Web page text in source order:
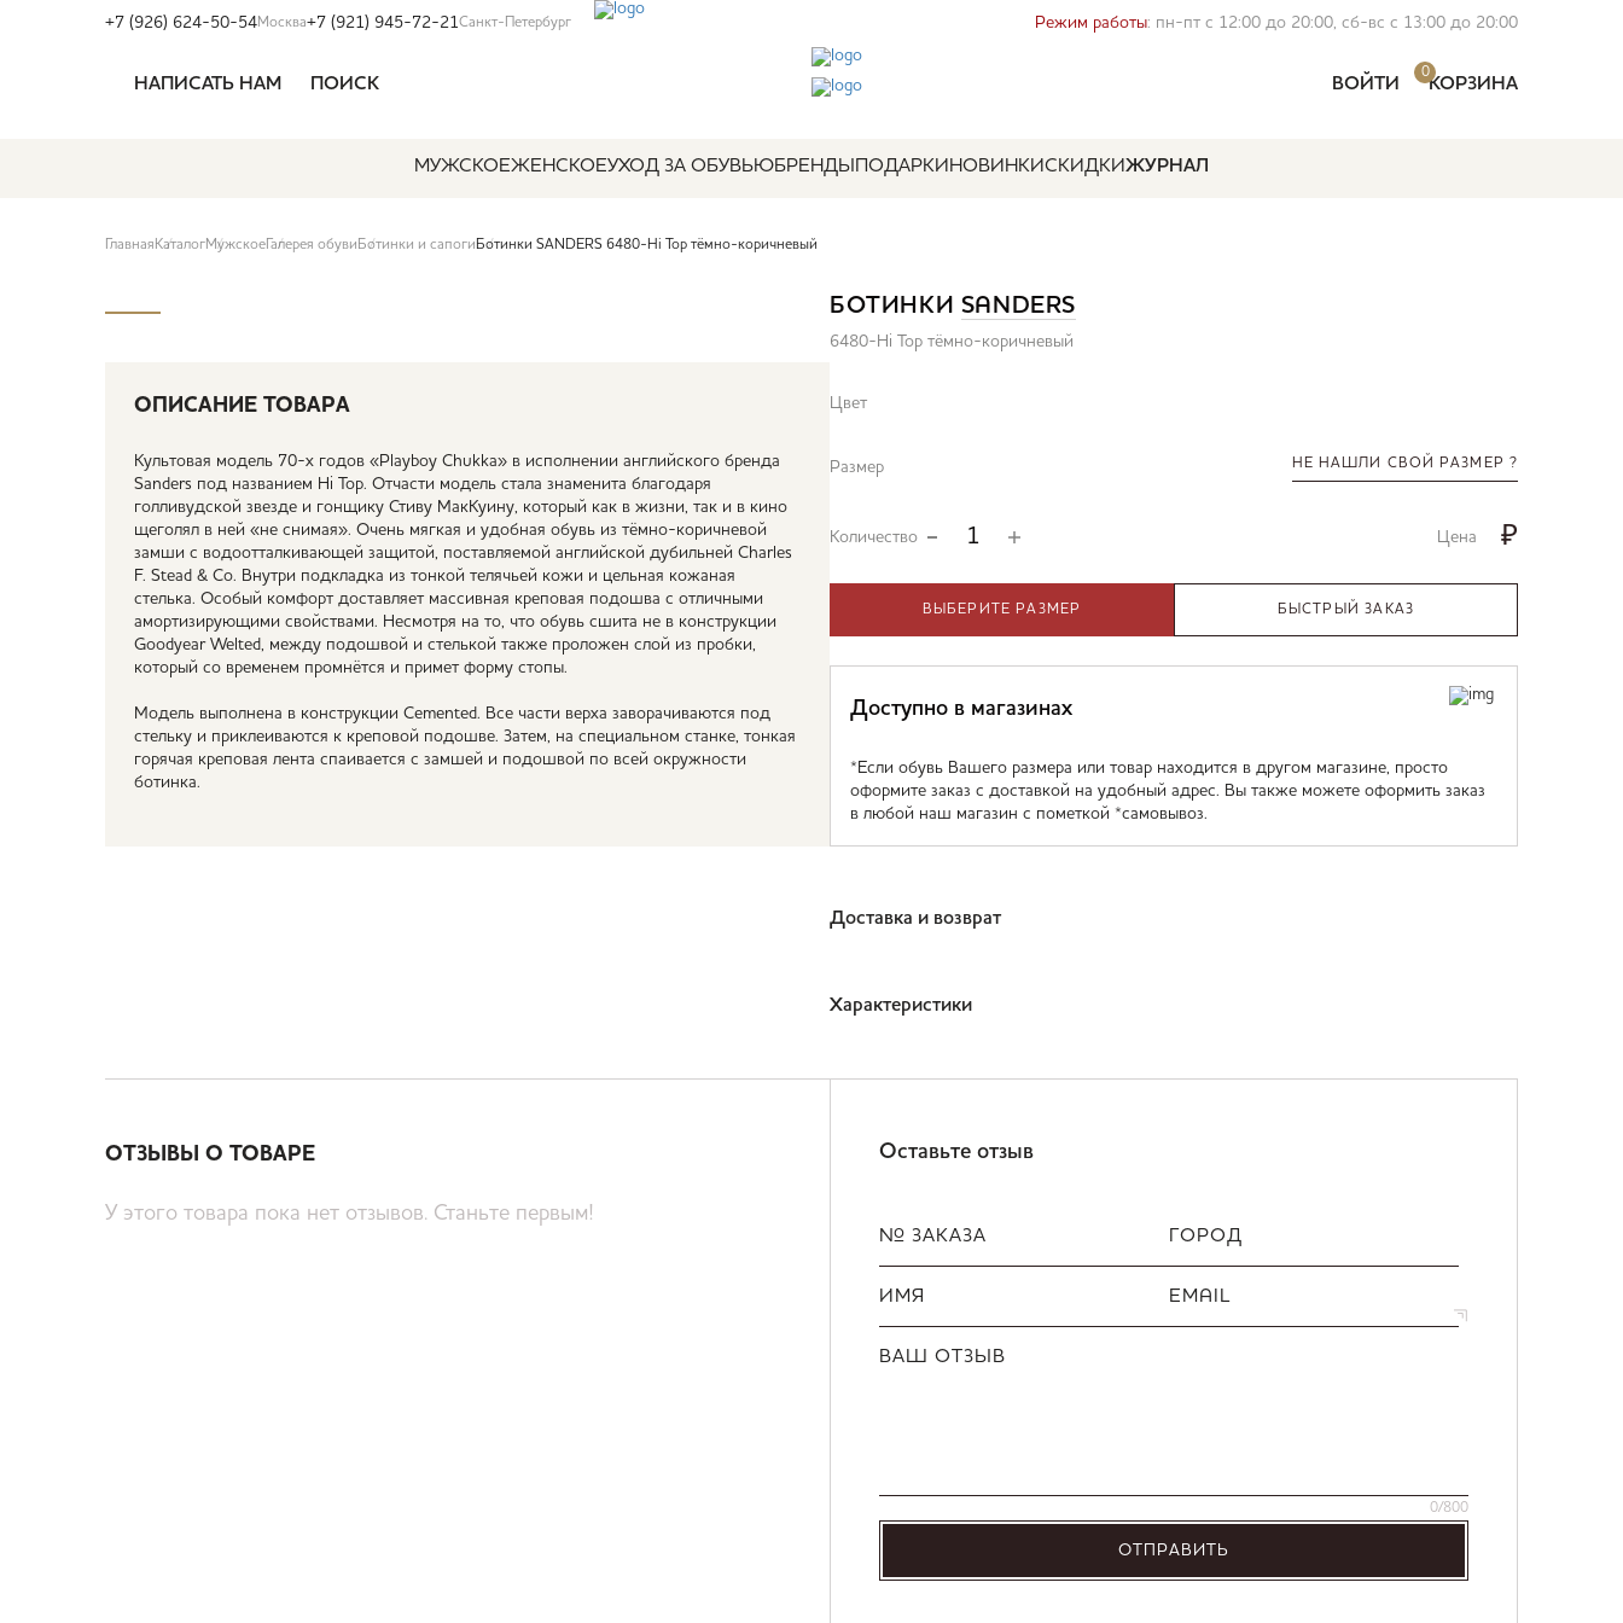
+7 (926) 624-50-54Москва+7 (921) 945-72-21Санкт-Петербург Режим работы: пн-пт с 12:00 до 20:00, сб-вс с 13:00 до 20:00
НАПИСАТЬ НАМ ПОИСК ВОЙТИ
0
КОРЗИНА
МУЖСКОЕЖЕНСКОЕУХОД ЗА ОБУВЬЮБРЕНДЫ ПОДАРКИ НОВИНКИСКИДКИЖУРНАЛ
Главная КаталогМужское Галерея обуви Ботинки и сапогиБотинки SANDERS 6480-Hi Top тёмно-коричневый
ОПИСАНИЕ ТОВАРА
Культовая модель 70-х годов «Playboy Chukka» в исполнении английского бренда
Sanders под названием Hi Top. Отчасти модель стала знаменита благодаря
голливудской звезде и гонщику Стиву МакКуину, который как в жизни, так и в кино
щеголял в ней «не снимая». Очень мягкая и удобная обувь из тёмно-коричневой
замши с водоотталкивающей защитой, поставляемой английской дубильней Charles
F. Stead & Co. Внутри подкладка из тонкой телячьей кожи и цельная кожаная
стелька. Особый комфорт доставляет массивная креповая подошва с отличными
амортизирующими свойствами. Несмотря на то, что обувь сшита не в конструкции
Goodyear Welted, между подошвой и стелькой также проложен слой из пробки,
который со временем промнётся и примет форму стопы.
Модель выполнена в конструкции Cemented. Все части верха заворачиваются под
стельку и приклеиваются к креповой подошве. Затем, на специальном станке, тонкая
горячая креповая лента спаивается с замшей и подошвой по всей окружности
ботинка.
БОТИНКИ SANDERS
6480-Hi Top тёмно-коричневый
Цвет
Размер НЕ НАШЛИ СВОЙ РАЗМЕР ?
Количество Цена ₽
ВЫБЕРИТЕ РАЗМЕР БЫСТРЫЙ ЗАКАЗ
Доступно в магазинах
*Если обувь Вашего размера или товар находится в другом магазине, просто
оформите заказ с доставкой на удобный адрес. Вы также можете оформить заказ
в любой наш магазин с пометкой *самовывоз.
Доставка и возврат
Характеристики
ОТЗЫВЫ О ТОВАРЕ
У этого товара пока нет отзывов. Станьте первым!
Оставьте отзыв
№ ЗАКАЗА ГОРОД
ИМЯ EMAIL
ВАШ ОТЗЫВ
0/800
ОТПРАВИТЬ